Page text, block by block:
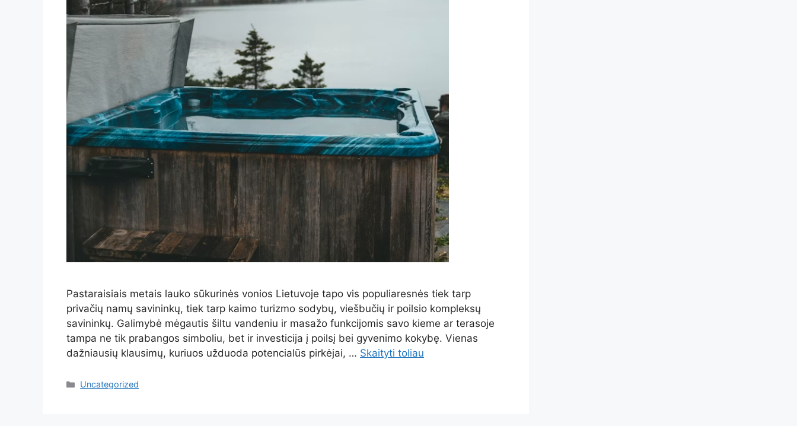
Pastaraisiais metais lauko sūkurinės vonios Lietuvoje tapo vis populiaresnės tiek tarp
privačių namų savininkų, tiek tarp kaimo turizmo sodybų, viešbučių ir poilsio kompleksų
savininkų. Galimybė mėgautis šiltu vandeniu ir masažo funkcijomis savo kieme ar terasoje
tampa ne tik prabangos simboliu, bet ir investicija į poilsį bei gyvenimo kokybę. Vienas
dažniausių klausimų, kuriuos užduoda potencialūs pirkėjai, … Skaityti toliau
Kategorijos
Uncategorized